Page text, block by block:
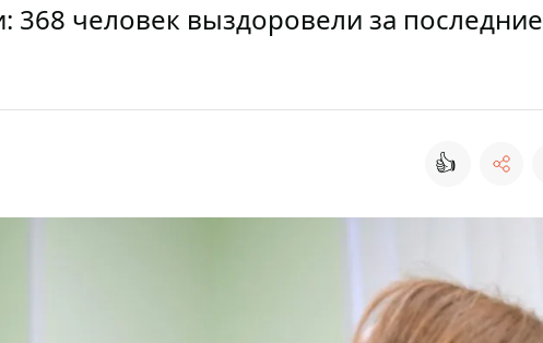
368 человек выздоровели за последние
👍